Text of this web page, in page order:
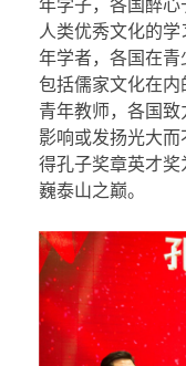
年学子，各国醉
人类优秀文化的
年学者，各国在
包括儒家文化在
青年教师，各国
影响或发扬光大
得孔子奖章英才
巍泰山之巅。